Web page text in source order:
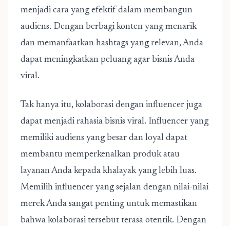
menjadi cara yang efektif dalam membangun
audiens. Dengan berbagi konten yang menarik
dan memanfaatkan hashtags yang relevan, Anda
dapat meningkatkan peluang agar bisnis Anda
viral.
Tak hanya itu, kolaborasi dengan influencer juga
dapat menjadi rahasia bisnis viral. Influencer yang
memiliki audiens yang besar dan loyal dapat
membantu memperkenalkan produk atau
layanan Anda kepada khalayak yang lebih luas.
Memilih influencer yang sejalan dengan nilai-nilai
merek Anda sangat penting untuk memastikan
bahwa kolaborasi tersebut terasa otentik. Dengan